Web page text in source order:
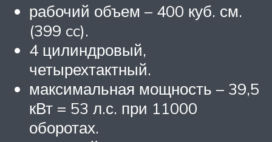
рабочий объем – 400 куб. см.
(399 cc).
4 цилиндровый,
четырехтактный.
максимальная мощность – 39,5
кВт = 53 л.с. при 11000
оборотах.